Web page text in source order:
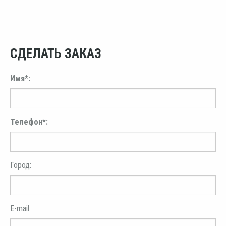
СДЕЛАТЬ ЗАКАЗ
Имя*:
Телефон*:
Город:
E-mail: